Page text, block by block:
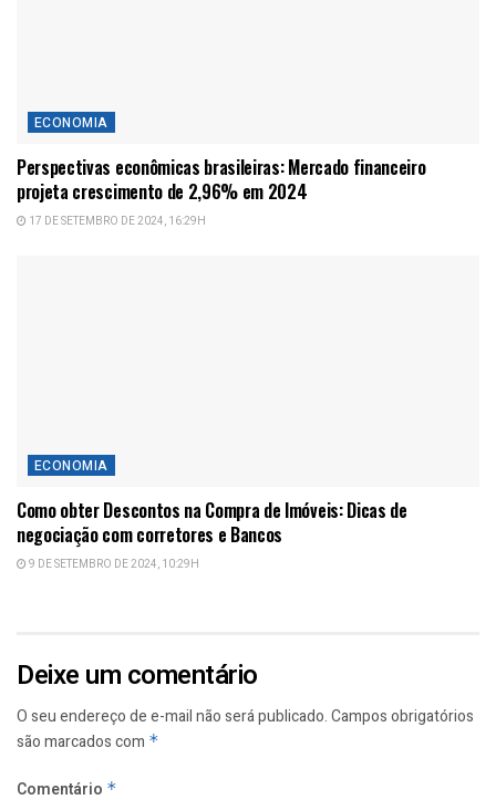
ECONOMIA
Perspectivas econômicas brasileiras: Mercado financeiro
projeta crescimento de 2,96% em 2024
17 DE SETEMBRO DE 2024, 16:29H
ECONOMIA
Como obter Descontos na Compra de Imóveis: Dicas de
negociação com corretores e Bancos
9 DE SETEMBRO DE 2024, 10:29H
Deixe um comentário
O seu endereço de e-mail não será publicado.Campos obrigatórios
são marcados com *
Comentário *